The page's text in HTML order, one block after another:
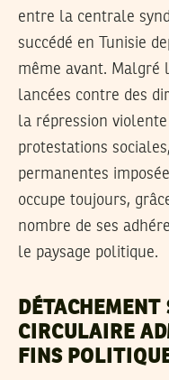
entre la centrale
succédé en Tunisie
même avant. Malgré
lancées contre des
la répression
protestations
permanentes
occupe toujours,
nombre de ses
le paysage politique.
CIRCULAIRE
FINS